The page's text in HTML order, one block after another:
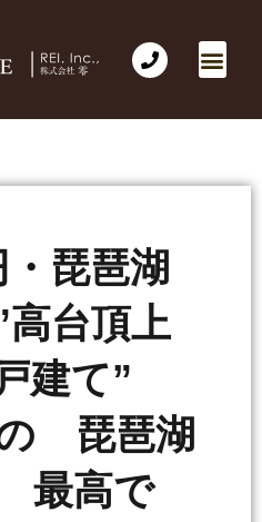
琵琶湖
台頂上
建て”
琵琶湖
最高で